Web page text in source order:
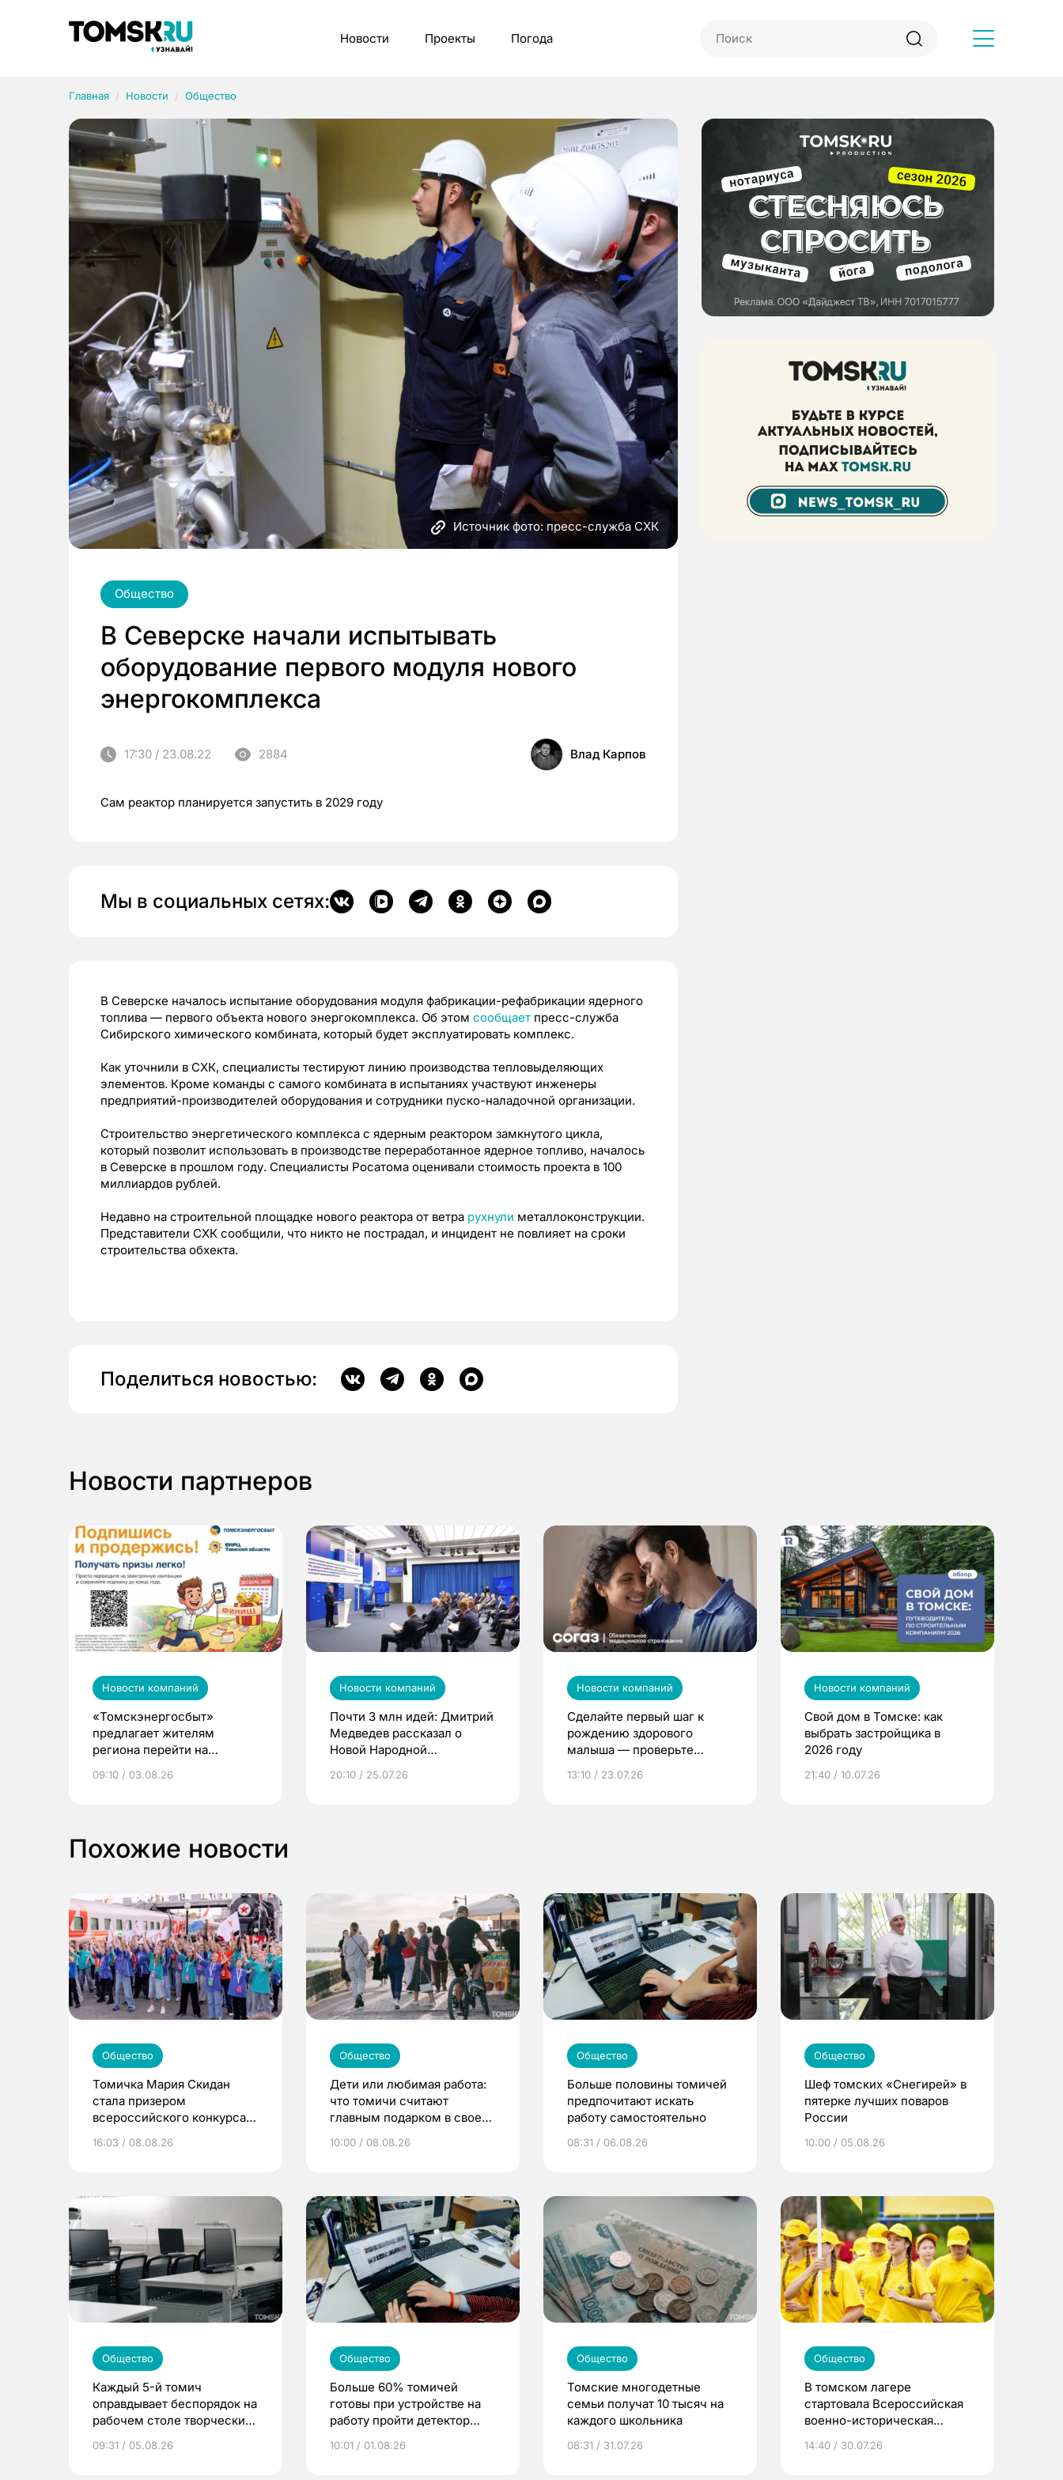
Новости Проекты Погода
Главная Новости Общество
Источник фото: пресс-служба СХК
Общество
В Северске начали испытывать
оборудование первого модуля нового
энергокомплекса
17:30 / 23.08.22 2884 Влад Карпов
Сам реактор планируется запустить в 2029 году
Мы в социальных сетях:
В Северске началось испытание оборудования модуля фабрикации-рефабрикации ядерного
топлива — первого объекта нового энергокомплекса. Об этом сообщает пресс-служба
Сибирского химического комбината, который будет эксплуатировать комплекс.
Как уточнили в СХК, специалисты тестируют линию производства тепловыделяющих
элементов. Кроме команды с самого комбината в испытаниях участвуют инженеры
предприятий-производителей оборудования и сотрудники пуско-наладочной организации.
Строительство энергетического комплекса с ядерным реактором замкнутого цикла,
который позволит использовать в производстве переработанное ядерное топливо, началось
в Северске в прошлом году. Специалисты Росатома оценивали стоимость проекта в 100
миллиардов рублей.
Недавно на строительной площадке нового реактора от ветра рухнули металлоконструкции.
Представители СХК сообщили, что никто не пострадал, и инцидент не повлияет на сроки
строительства обхекта.
Поделиться новостью:
Новости партнеров
Новости компаний
«Томскэнергосбыт»
предлагает жителям
региона перейти на
выиграть призы
09:10 / 03.08.26
Новости компаний
Почти 3 млн идей: Дмитрий
Медведев рассказал о
Новой Народной
20:10 / 25.07.26
Новости компаний
Сделайте первый шаг к
рождению здорового
малыша — проверьте
по ОМС!
13:10 / 23.07.26
Новости компаний
Свой дом в Томске: как
выбрать застройщика в
2026 году
21:40 / 10.07.26
Похожие новости
Общество
Томичка Мария Скидан
стала призером
всероссийского конкурса
16:03 / 08.08.26
Общество
Дети или любимая работа:
что томичи считают
главным подарком в своей
10:00 / 08.08.26
Общество
Больше половины томичей
предпочитают искать
работу самостоятельно
08:31 / 06.08.26
Общество
Шеф томских «Снегирей» в
пятерке лучших поваров
России
10:00 / 05.08.26
Общество
Каждый 5-й томич
оправдывает беспорядок на
рабочем столе творческим
09:31 / 05.08.26
Общество
Больше 60% томичей
готовы при устройстве на
работу пройти детектор
10:01 / 01.08.26
Общество
Томские многодетные
семьи получат 10 тысяч на
каждого школьника
08:31 / 31.07.26
Общество
В томском лагере
стартовала Всероссийская
военно-историческая
14:40 / 30.07.26
Рубрики